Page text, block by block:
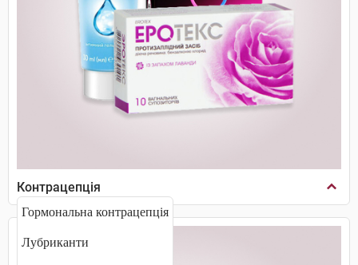
Контрацепція
Гормональна контрацепція
Лубриканти